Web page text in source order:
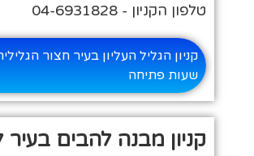
טלפון הקניון - 04-6931828
קניון הגליל העליון בעיר חצור
שעות פתיחה
קניון מבנה להבים בעיר